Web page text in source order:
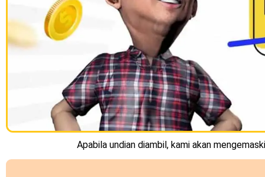
Apabila undian diambil, kami akan